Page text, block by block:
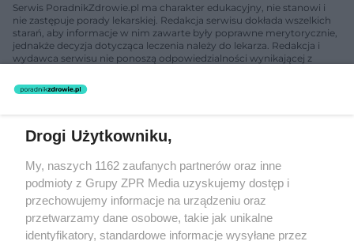
Serwis PoradnikZdrowie.pl ma charakter edukacyjny, nie stanowi i
nie zastępuje porady lekarskiej. Redakcja serwisu dokłada wszelkich
starań, aby informacje w nim zawarte były poprawne merytorycznie,
jednakże decyzja dotycząca leczenia należy do lekarza. Redakcja i
wydawca serwisu nie ponoszą odpowiedzialności wynikającej z
nie prowadzi działalności leczniczej polegającej na udzielaniu
świadczeń zdrowotnych w rozumieniu art. 3 ust 1 ustawy o
Żaden utwór zamieszczony w serwisie nie może być powielany i
rozpowszechniany lub dalej rozpowszechniany w jakikolwiek sposób
(w tym także elektroniczny lub mechaniczny) na jakimkolwiek polu
eksploatacji w jakiejkolwiek formie, włącznie z umieszczaniem w
Internecie bez pisemnej zgody właściciela praw. Jakiekolwiek użycie
lub wykorzystanie utworów w całości lub w części z naruszeniem
prawa, tzn. bez właściwej zgody, jest zabronione pod groźbą kary i
Drogi Użytkowniku,
My, naszych 1162 zaufanych partnerów oraz inne
podmioty z Grupy ZPR Media uzyskujemy dostęp i
przechowujemy informacje na urządzeniu oraz
przetwarzamy dane osobowe, takie jak unikalne
identyfikatory, standardowe informacje wysyłane przez